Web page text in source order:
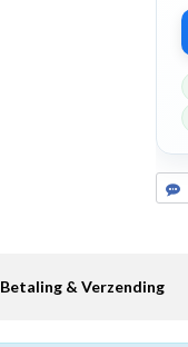
Betaling & Verzending